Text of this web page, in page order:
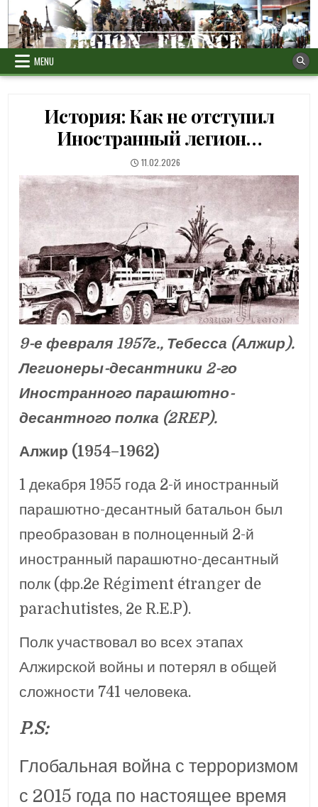
content
MENU
История: Как не отступил
Иностранный легион…
PUBLISHED
DATE:
11.02.2026
9-е февраля 1957г., Тебесса (Алжир).
Легионеры-десантники 2-го
Иностранного парашютно-
десантного полка (2REP).
Алжир (1954–1962)
1 декабря 1955 года 2-й иностранный
парашютно-десантный батальон был
преобразован в полноценный 2-й
иностранный парашютно-десантный
полк (фр.2e Régiment étranger de
parachutistes, 2e R.E.P).
Полк участвовал во всех этапах
Алжирской войны и потерял в общей
сложности 741 человека.
P.S:
Глобальная война с терроризмом
с 2015 года по настоящее время